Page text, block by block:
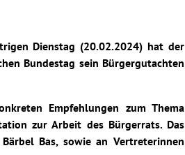
Dienstag (20.02.2024) hat der
Bundestag sein Bürgergutachten
Empfehlungen zum Thema
zur Arbeit des Bürgerrats. Das
Bas, sowie an Vertreterinnen